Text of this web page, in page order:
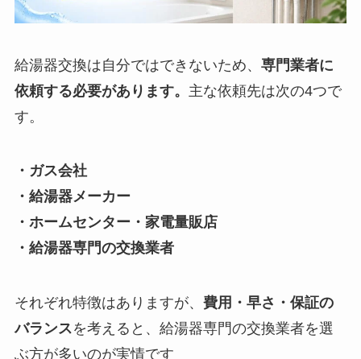
給湯器交換は自分ではできないため、 専門業者に
依頼する必要があります。 主な依頼先は次の4つで
す。
・ガス会社
・給湯器メーカー
・ホームセンター・家電量販店
・給湯器専門の交換業者
それぞれ特徴はありますが、 費用・早さ・保証の
バランスを考えると、給湯器専門の交換業者を選
ぶ方が多いのが実情です